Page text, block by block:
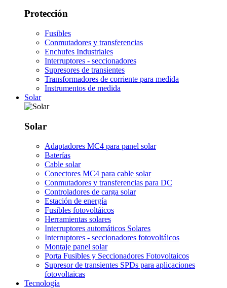
Protección
Fusibles
Conmutadores y transferencias
Enchufes Industriales
Interruptores - seccionadores
Supresores de transientes
Transformadores de corriente para medida
Instrumentos de medida
Solar
Solar
Adaptadores MC4 para panel solar
Baterías
Cable solar
Conectores MC4 para cable solar
Conmutadores y transferencias para DC
Controladores de carga solar
Estación de energía
Fusibles fotovoltáicos
Herramientas solares
Interruptores automáticos Solares
Interruptores - seccionadores fotovoltáicos
Montaje panel solar
Porta Fusibles y Seccionadores Fotovoltaicos
Supresor de transientes SPDs para aplicaciones
fotovoltaicas
Tecnología